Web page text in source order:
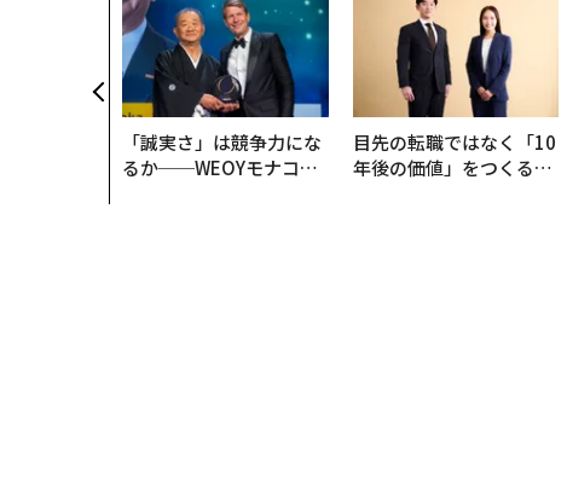
「誠実さ」は競争力にな
るか──WEOYモナコで
目先の転職ではなく「10
年後の価値」をつくる─